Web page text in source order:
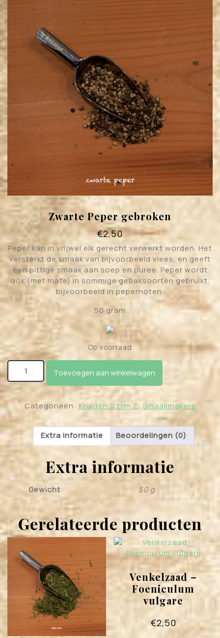
Zwarte Peper gebroken
€2,50
Peper kan in vrijwel elk gerecht verwerkt worden. Het
versterkt de smaak van bijvoorbeeld vlees, en geeft
een pittige smaak aan soep en puree. Peper wordt
ook (met mate) in sommige gebaksoorten gebruikt,
bijvoorbeeld in pepernoten.
50 gram
Op voorraad
Zwarte Peper gebroken aantal
Toevoegen aan winkelwagen
Categorieën: Kruiden S t/m Z, Smaakmakers
Extra informatie Beoordelingen (0)
Extra informatie
Gewicht 50 g
Gerelateerde producten
Venkelzaad –
Foeniculum
vulgare
€2,50